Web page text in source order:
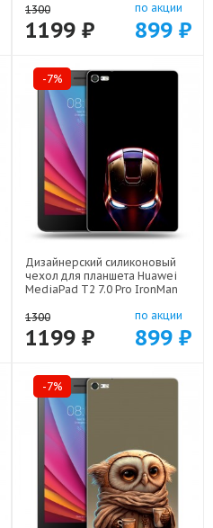
44194-22285
1300
1199 ₽
по акции
899 ₽
-7%
Дизайнерский силиконовый
чехол для планшета Huawei
MediaPad T2 7.0 Pro IronMan
22578
1300
1199 ₽
по акции
899 ₽
-7%